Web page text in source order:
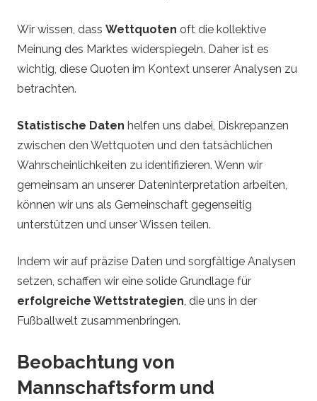
Wir wissen, dass Wettquoten oft die kollektive
Meinung des Marktes widerspiegeln. Daher ist es
wichtig, diese Quoten im Kontext unserer Analysen zu
betrachten.
Statistische Daten helfen uns dabei, Diskrepanzen
zwischen den Wettquoten und den tatsächlichen
Wahrscheinlichkeiten zu identifizieren. Wenn wir
gemeinsam an unserer Dateninterpretation arbeiten,
können wir uns als Gemeinschaft gegenseitig
unterstützen und unser Wissen teilen.
Indem wir auf präzise Daten und sorgfältige Analysen
setzen, schaffen wir eine solide Grundlage für
erfolgreiche Wettstrategien , die uns in der
Fußballwelt zusammenbringen.
Beobachtung von
Mannschaftsform und